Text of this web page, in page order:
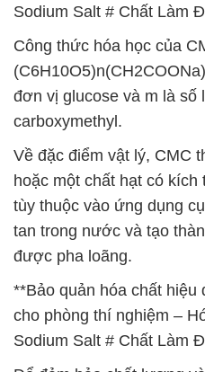
Sodium Salt # Chất Làm
Công thức hóa học của
đơn vị glucose và m là số
carboxymethyl.
Về đặc điểm vật lý, CMC
hoặc một chất hạt có
tùy thuộc vào ứng dụng
tan trong nước và tạo
được pha loãng.
**Bảo quản hóa chất hiệu
cho phòng thí nghiệm –
Sodium Salt # Chất Làm